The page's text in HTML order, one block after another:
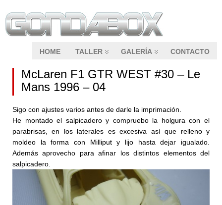
HOME TALLER GALERÍA CONTACTO
McLaren F1 GTR WEST #30 – Le
Mans 1996 – 04
Sigo con ajustes varios antes de darle la imprimación.
He montado el salpicadero y compruebo la holgura con el
parabrisas, en los laterales es excesiva así que relleno y
moldeo la forma con Milliput y lijo hasta dejar igualado.
Además aprovecho para afinar los distintos elementos del
salpicadero.